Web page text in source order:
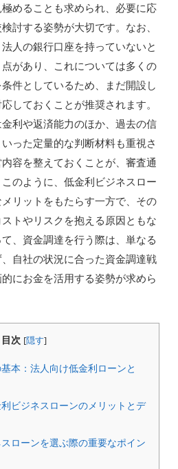
めることも求められ、必要に応
討する姿勢が大切です。なお、
人の銀行口座を持っていないと
があり、これについては多くの
件としているため、まだ開設し
しておくことが推奨されます。
利や返済能力のほか、過去の信
った定量的な判断材料も重視さ
容を整えておくことが、審査通
のように、低金利ビジネスロー
リットをもたらす一方で、その
トやリスクを抱える原因ともな
、資金調達を行う際は、単なる
自社の状況に合った資金調達戦
にお金を活用する姿勢が求めら
目次 [隠す]
本：法人向け低金利ローンと
ビジネスローンのメリットとデ
ローンを選ぶ際の重要なポイン